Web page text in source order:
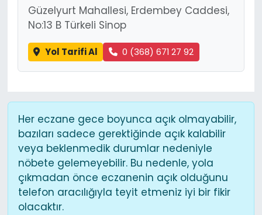
Güzelyurt Mahallesi, Erdembey Caddesi,
No:13 B Türkeli Sinop
Yol Tarifi Al 0 (368) 671 27 92
Her eczane gece boyunca açık olmayabilir,
bazıları sadece gerektiğinde açık kalabilir
veya beklenmedik durumlar nedeniyle
nöbete gelemeyebilir. Bu nedenle, yola
çıkmadan önce eczanenin açık olduğunu
telefon aracılığıyla teyit etmeniz iyi bir fikir
olacaktır.